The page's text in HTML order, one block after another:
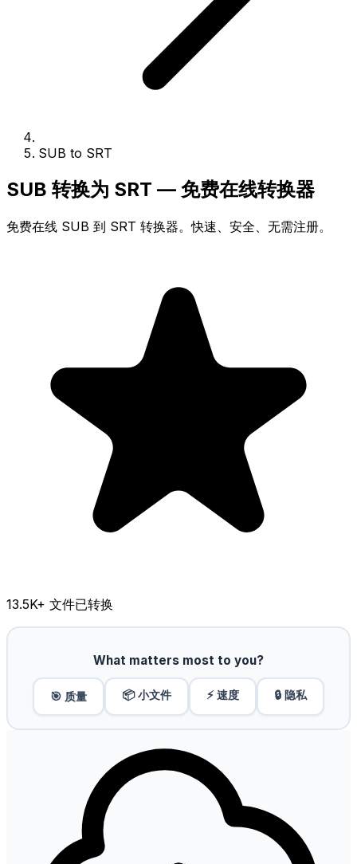
SUB to SRT
SUB 转换为 SRT — 免费在线转换器
免费在线 SUB 到 SRT 转换器。快速、安全、无需注册。
13.5K+ 文件已转换
What matters most to you?
🎯 质量 📦 小文件 ⚡ 速度 🔒 隐私